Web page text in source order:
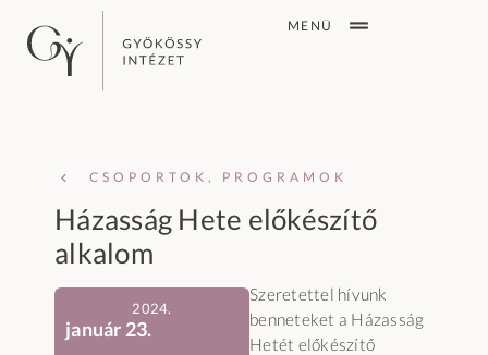
MENÜ
CSOPORTOK, PROGRAMOK
Házasság Hete előkészítő
alkalom
2024.
január 23.
Szeretettel hívunk
benneteket a Házasság
Hetét előkészítő